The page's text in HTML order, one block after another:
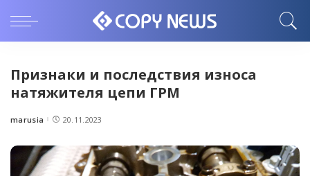
Признаки и последствия износа
натяжителя цепи ГРМ
Posted
marusia 20.11.2023